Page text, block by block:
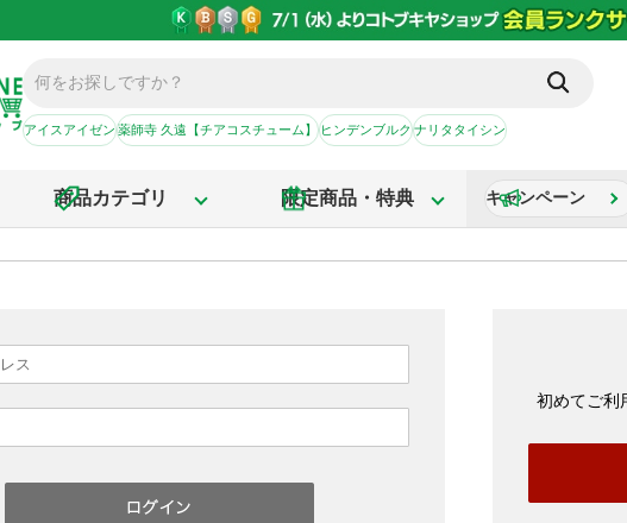
アイスアイゼン薬師寺 久遠【チアコスチューム】ヒンデンブルクナリタタイシン
商品カテゴリ 限定商品・特典 キャンペーン
初めてご利